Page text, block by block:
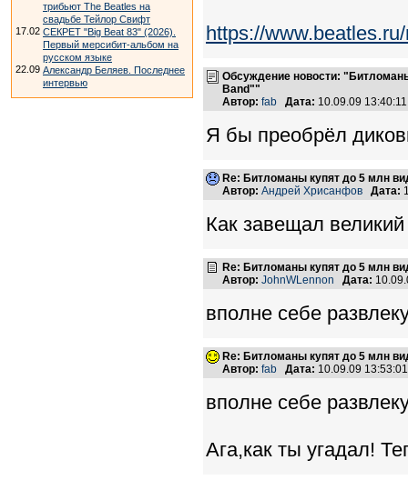
трибьют The Beatles на
свадьбе Тейлор Свифт
17.02 СЕКРЕТ "Big Beat 83" (2026).
Первый мерсибит-альбом на
русском языке
22.09 Александр Беляев. Последнее
интервью
https://
Обсуждение новости:
Band""
Автор: fab Дата: 10.09.09
Я бы преобрёл
Re: Битломаны купят до 5 млн
Автор: Андрей Хрисанфов Дата:
Как завещал
Re: Битломаны купят до 5 млн
Автор: JohnWLennon Дата:
вполне себе
Re: Битломаны купят до 5 млн
Автор: fab Дата: 10.09.09
вполне себе
Ага,как ты угадал!